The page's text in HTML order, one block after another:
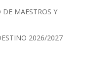
MAESTROS Y
2026/2027